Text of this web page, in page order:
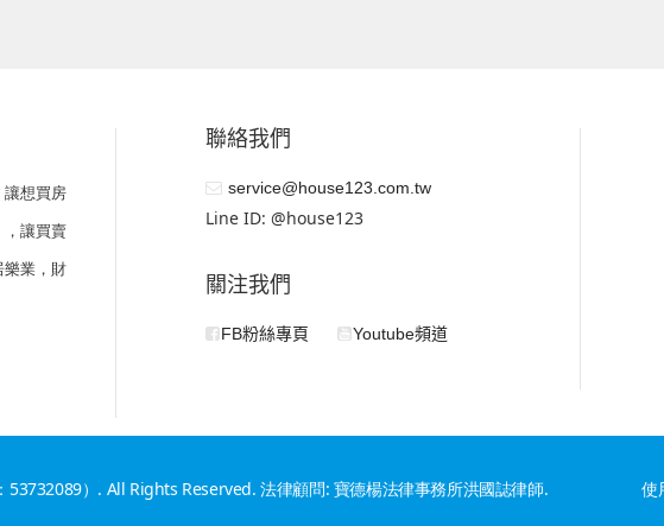
讓想買房
，讓買賣
樂業，財
聯絡我們
service@house123.com.tw
Line ID: @house123
關注我們
FB粉絲專頁 Youtube頻道
）. All Rights Reserved. 法律顧問: 寶德楊法律事務所洪國誌律師. 使